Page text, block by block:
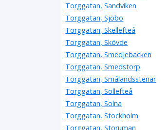
Torggatan, Sandviken
Torggatan, Sjöbo
Torggatan, Skellefteå
Torggatan, Skövde
Torggatan, Smedjebacken
Torggatan, Smedstorp
Torggatan, Smålandsstenar
Torggatan, Sollefteå
Torggatan, Solna
Torggatan, Stockholm
Torggatan, Storuman